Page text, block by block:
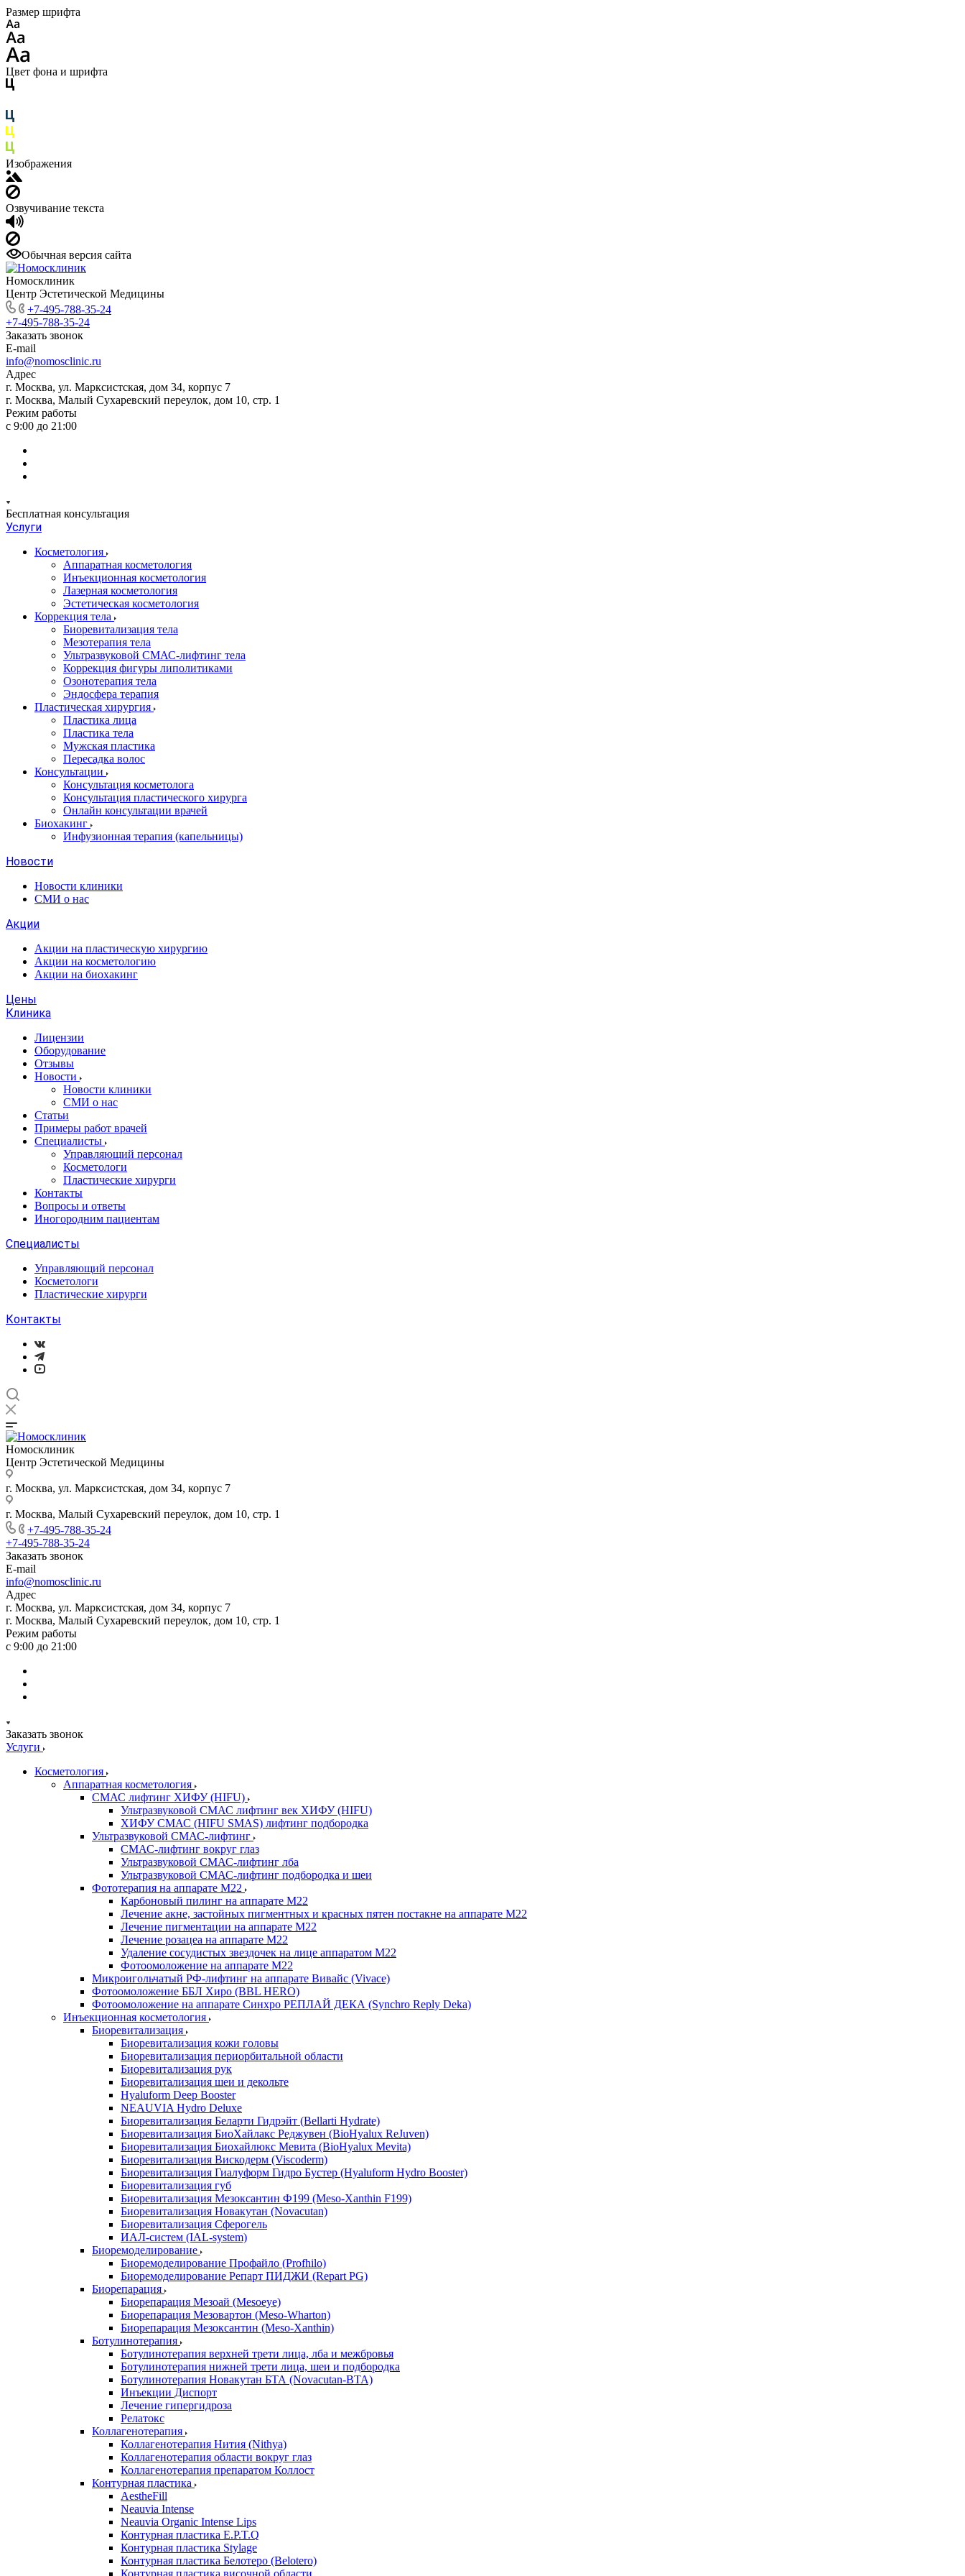
Размер шрифта
Цвет фона и шрифта
Изображения
Озвучивание текста
Обычная версия сайта
Номосклиник
Центр Эстетической Медицины
+7-495-788-35-24
+7-495-788-35-24
Заказать звонок
E-mail
info@nomosclinic.ru
Адрес
г. Москва, ул. Марксистская, дом 34, корпус 7
г. Москва, Малый Сухаревский переулок, дом 10, стр. 1
Режим работы
с 9:00 до 21:00
Бесплатная консультация
Услуги
Косметология
Аппаратная косметология
Инъекционная косметология
Лазерная косметология
Эстетическая косметология
Коррекция тела
Биоревитализация тела
Мезотерапия тела
Ультразвуковой СМАС-лифтинг тела
Коррекция фигуры липолитиками
Озонотерапия тела
Эндосфера терапия
Пластическая хирургия
Пластика лица
Пластика тела
Мужская пластика
Пересадка волос
Консультации
Консультация косметолога
Консультация пластического хирурга
Онлайн консультации врачей
Биохакинг
Инфузионная терапия (капельницы)
Новости
Новости клиники
СМИ о нас
Акции
Акции на пластическую хирургию
Акции на косметологию
Акции на биохакинг
Цены
Клиника
Лицензии
Оборудование
Отзывы
Новости
Новости клиники
СМИ о нас
Статьи
Примеры работ врачей
Специалисты
Управляющий персонал
Косметологи
Пластические хирурги
Контакты
Вопросы и ответы
Иногородним пациентам
Специалисты
Управляющий персонал
Косметологи
Пластические хирурги
Контакты
Номосклиник
Центр Эстетической Медицины
г. Москва, ул. Марксистская, дом 34, корпус 7
г. Москва, Малый Сухаревский переулок, дом 10, стр. 1
+7-495-788-35-24
+7-495-788-35-24
Заказать звонок
E-mail
info@nomosclinic.ru
Адрес
г. Москва, ул. Марксистская, дом 34, корпус 7
г. Москва, Малый Сухаревский переулок, дом 10, стр. 1
Режим работы
с 9:00 до 21:00
Заказать звонок
Услуги
Косметология
Аппаратная косметология
СМАС лифтинг ХИФУ (HIFU)
Ультразвуковой СМАС лифтинг век ХИФУ (HIFU)
ХИФУ СМАС (HIFU SMAS) лифтинг подбородка
Ультразвуковой СМАС-лифтинг
СМАС-лифтинг вокруг глаз
Ультразвуковой СМАС-лифтинг лба
Ультразвуковой СМАС-лифтинг подбородка и шеи
Фототерапия на аппарате M22
Карбоновый пилинг на аппарате М22
Лечение акне, застойных пигментных и красных пятен постакне на аппарате М22
Лечение пигментации на аппарате М22
Лечение розацеа на аппарате М22
Удаление сосудистых звездочек на лице аппаратом М22
Фотоомоложение на аппарате М22
Микроигольчатый РФ-лифтинг на аппарате Вивайс (Vivace)
Фотоомоложение ББЛ Хиро (BBL HERO)
Фотоомоложение на аппарате Синхро РЕПЛАЙ ДЕКА (Synchro Reply Deka)
Инъекционная косметология
Биоревитализация
Биоревитализация кожи головы
Биоревитализация периорбитальной области
Биоревитализация рук
Биоревитализация шеи и декольте
Hyaluform Deep Booster
NEAUVIA Hydro Deluxe
Биоревитализация Беларти Гидрэйт (Bellarti Hydrate)
Биоревитализация БиоХайлакс Реджувен (BioHyalux ReJuven)
Биоревитализация Биохайлюкс Мевита (BioHyalux Mevita)
Биоревитализация Вискодерм (Viscoderm)
Биоревитализация Гиалуформ Гидро Бустер (Hyaluform Hydro Booster)
Биоревитализация губ
Биоревитализация Мезоксантин Ф199 (Meso-Xanthin F199)
Биоревитализация Новакутан (Novacutan)
Биоревитализация Сферогель
ИАЛ-систем (IAL-system)
Биоремоделирование
Биоремоделирование Профайло (Profhilo)
Биоремоделирование Репарт ПИДЖИ (Repart PG)
Биорепарация
Биорепарация Мезоай (Mesoeye)
Биорепарация Мезовартон (Meso-Wharton)
Биорепарация Мезоксантин (Meso-Xanthin)
Ботулинотерапия
Ботулинотерапия верхней трети лица, лба и межбровья
Ботулинотерапия нижней трети лица, шеи и подбородка
Ботулинотерапия Новакутан БТА (Novacutan-BTA)
Инъекции Диспорт
Лечение гипергидроза
Релатокс
Коллагенотерапия
Коллагенотерапия Нития (Nithya)
Коллагенотерапия области вокруг глаз
Коллагенотерапия препаратом Коллост
Контурная пластика
AestheFill
Neauvia Intense
Neauvia Organic Intense Lips
Контурная пластика E.P.T.Q
Контурная пластика Stylage
Контурная пластика Белотеро (Belotero)
Контурная пластика височной области